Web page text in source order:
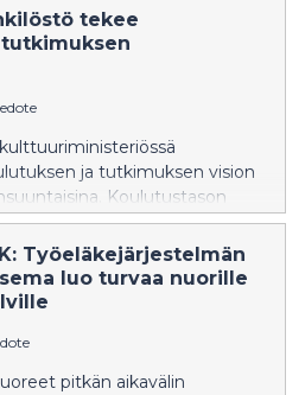
konkreettisia toimia
ja yhdenvertaisuuden
kouluttamista ja
tekee
ja tutkimuksen vision
Koulutustason
tieteen vapauden
oppimisen kehittäminen
Suomen sivistyksen,
kasvun vahvistamiseksi.
ja riittäviä resursseja.
Työeläkejärjestelmän
luo turvaa nuorille
pitkän aikavälin